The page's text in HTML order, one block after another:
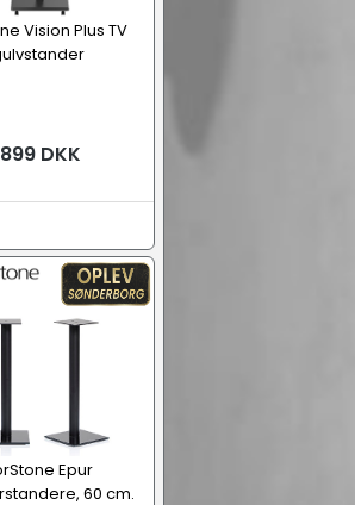
Vision Plus TV
899 DKK
Epur
60 cm.